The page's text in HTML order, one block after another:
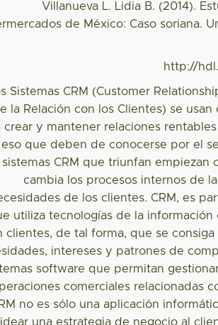
Villanueva L. Lidia B. (2014).
de México: Caso soriana.
http://
Sistemas CRM (Customer
la Relación con los Clientes) se
crear y mantener relaciones
que deben de conocerse por el
sistemas CRM que triunfan
cambia los procesos internos de
de los clientes. CRM, es
utiliza tecnologías de la
clientes, de tal forma, que se
intereses y patrones de
software que permitan
comerciales relacionadas
no es sólo una aplicación
idear una estrategia de negocio al